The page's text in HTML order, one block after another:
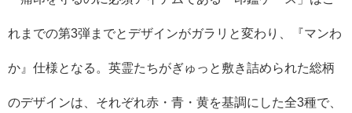
れまでの第3弾までとデザインがガラリと変わり、『マンわ
か』仕様となる。英霊たちがぎゅっと敷き詰められた総柄
のデザインは、それぞれ赤・青・黄を基調にした全3種で、